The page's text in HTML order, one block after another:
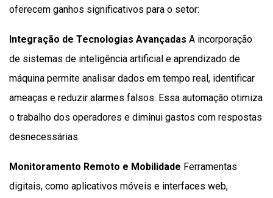
oferecem ganhos significativos para o setor:
Integração de Tecnologias Avançadas A incorporação
de sistemas de inteligência artificial e aprendizado de
máquina permite analisar dados em tempo real, identificar
ameaças e reduzir alarmes falsos. Essa automação otimiza
o trabalho dos operadores e diminui gastos com respostas
desnecessárias.
Monitoramento Remoto e Mobilidade Ferramentas
digitais, como aplicativos móveis e interfaces web,